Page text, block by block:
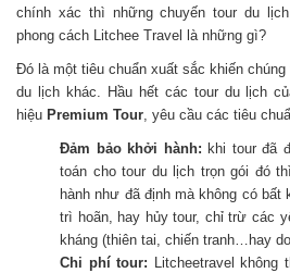
chính xác thì những chuyến tour du
phong cách Litchee Travel là những gì?
Đó là một tiêu chuẩn xuất sắc khiến
du lịch khác. Hầu hết các tour du lịch
hiệu Premium Tour, yêu cầu các tiêu
Đảm bảo khởi hành: khi tour đã
toán cho tour du lịch trọn gói đó
hành như đã định mà không có
trì hoãn, hay hủy tour, chỉ trừ các
kháng (thiên tai, chiến tranh…hay
Chi phí tour: Litcheetravel không